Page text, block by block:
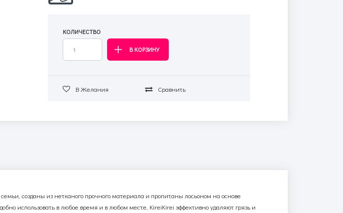
КОЛИЧЕСТВО
В Желания Сравнить
созданы из нетканого прочного материала и пропитаны лосьоном на основе
использовать в любое время и в любом месте, KireiKireiэффективно удаляют грязь и